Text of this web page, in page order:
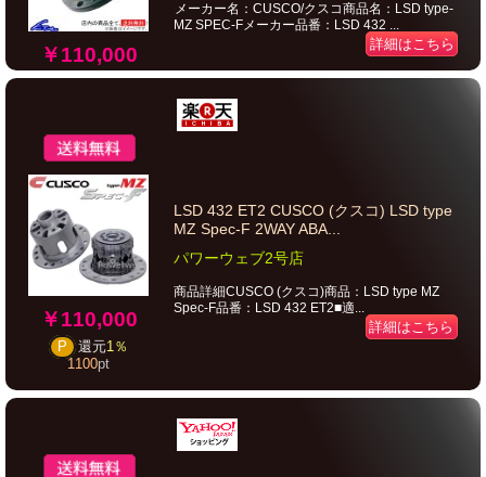
￥110,000
メーカー名：CUSCO/クスコ商品名：LSD type-
MZ SPEC-Fメーカー品番：LSD 432 ...
詳細はこちら
￥110,000
P 還元1％
1100pt
LSD 432 ET2 CUSCO (クスコ) LSD type
MZ Spec-F 2WAY ABA...
パワーウェブ2号店
商品詳細CUSCO (クスコ)商品：LSD type MZ
Spec-F品番：LSD 432 ET2■適...
詳細はこちら